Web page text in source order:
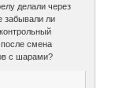
делали через
забывали ли
смена
с шарами?